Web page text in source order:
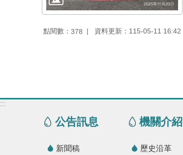
點閱數： 378 資料更新：115-05-11 16:42
:::
公告訊息
新聞稿
機關介紹
歷史沿革